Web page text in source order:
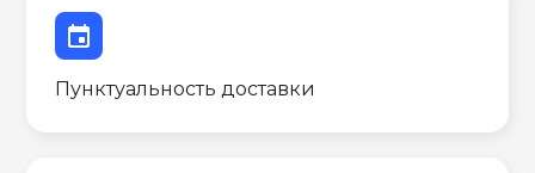
event
Пунктуальность доставки